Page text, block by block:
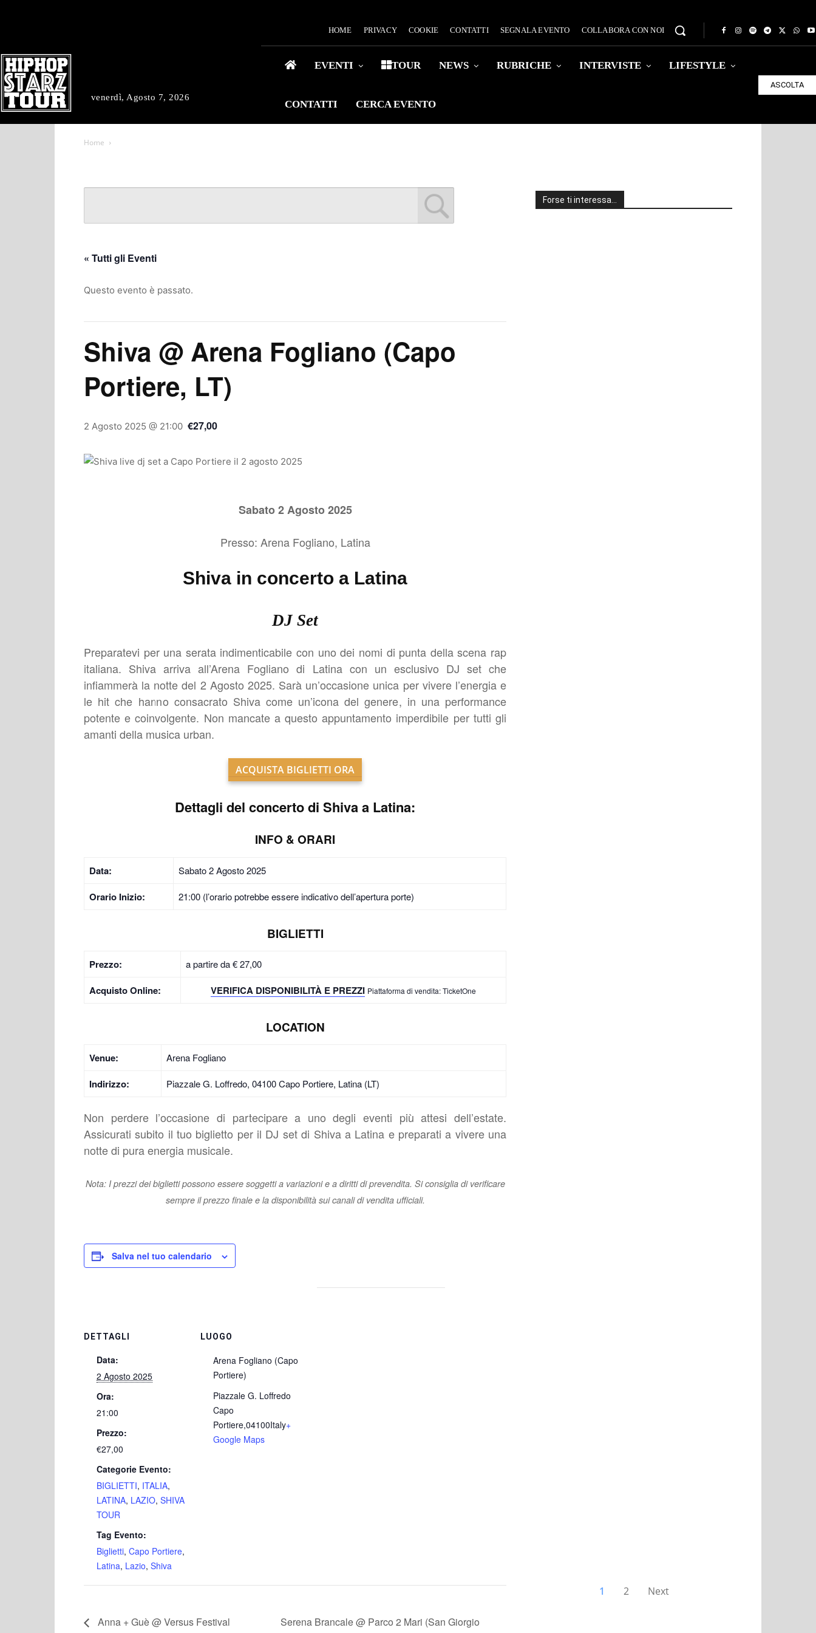
venerdì, Agosto 7, 2026
HOME PRIVACY COOKIE CONTATTI SEGNALA EVENTO COLLABORA CON NOI
EVENTI TOUR NEWS RUBRICHE INTERVISTE LIFESTYLE
CONTATTI CERCA EVENTO
ASCOLTA
Home
« Tutti gli Eventi
Questo evento è passato.
Shiva @ Arena Fogliano (Capo
Portiere, LT)
2 Agosto 2025 @ 21:00 €27,00
Sabato 2 Agosto 2025
Presso: Arena Fogliano, Latina
Shiva in concerto a Latina
DJ Set
Preparatevi per una serata indimenticabile con uno dei nomi di punta della scena rap
italiana. Shiva arriva all’Arena Fogliano di Latina con un esclusivo DJ set che
infiammerà la notte del 2 Agosto 2025. Sarà un’occasione unica per vivere l’energia e
le hit che hanno consacrato Shiva come un’icona del genere, in una performance
potente e coinvolgente. Non mancate a questo appuntamento imperdibile per tutti gli
amanti della musica urban.
ACQUISTA BIGLIETTI ORA
Dettagli del concerto di Shiva a Latina:
INFO & ORARI
Data: Sabato 2 Agosto 2025
Orario Inizio: 21:00 (l’orario potrebbe essere indicativo dell’apertura porte)
BIGLIETTI
Prezzo: a partire da € 27,00
Acquisto Online: VERIFICA DISPONIBILITÀ E PREZZI Piattaforma di vendita: TicketOne
LOCATION
Venue: Arena Fogliano
Indirizzo: Piazzale G. Loffredo, 04100 Capo Portiere, Latina (LT)
Non perdere l’occasione di partecipare a uno degli eventi più attesi dell’estate.
Assicurati subito il tuo biglietto per il DJ set di Shiva a Latina e preparati a vivere una
notte di pura energia musicale.
Nota: I prezzi dei biglietti possono essere soggetti a variazioni e a diritti di prevendita. Si consiglia di verificare
sempre il prezzo finale e la disponibilità sui canali di vendita ufficiali.
Salva nel tuo calendario
DETTAGLI
Data:
2 Agosto 2025
Ora:
21:00
Prezzo:
€27,00
Categorie Evento:
BIGLIETTI, ITALIA,
LATINA, LAZIO, SHIVA
TOUR
Tag Evento:
Biglietti, Capo Portiere,
Latina, Lazio, Shiva
LUOGO
Arena Fogliano (Capo
Portiere)
Piazzale G. Loffredo
Capo
Portiere,04100Italy+
Google Maps
Anna + Guè @ Versus Festival
Serena Brancale @ Parco 2 Mari (San Giorgio
Forse ti interessa…
1 2 Next